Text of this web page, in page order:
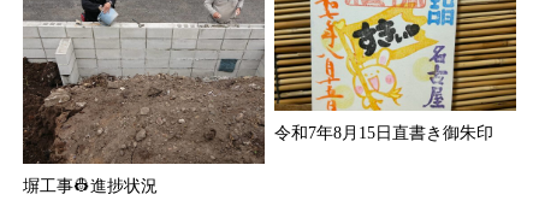
塀工事👷進捗状況
令和7年8月15日直書き御朱印